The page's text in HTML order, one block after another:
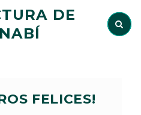
DE
FELICES!